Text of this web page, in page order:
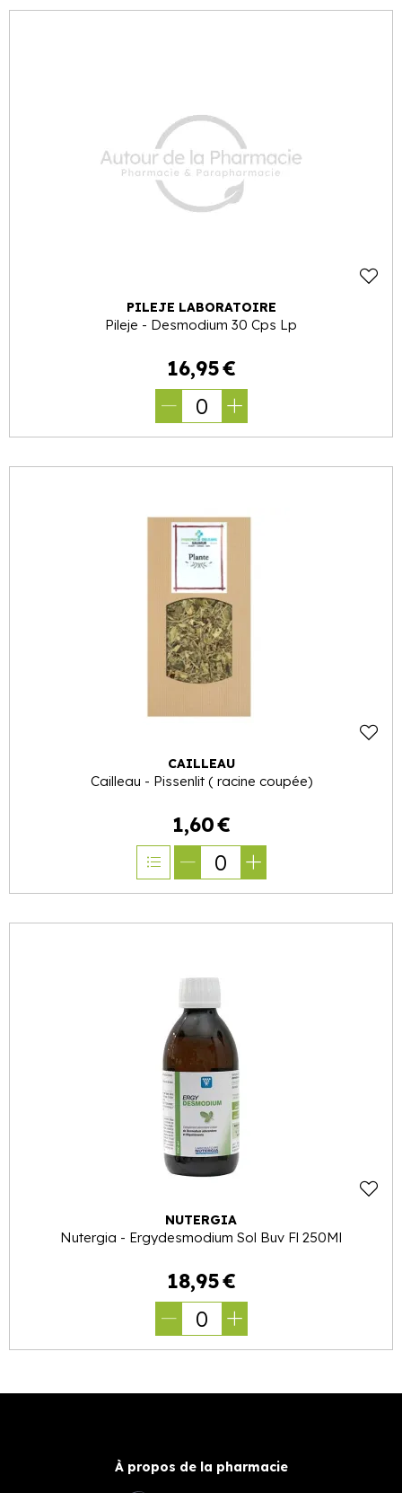
PILEJE LABORATOIRE
Pileje - Desmodium 30 Cps Lp
16,95€
0
CAILLEAU
Cailleau - Pissenlit ( racine coupée)
1,60€
0
NUTERGIA
Nutergia - Ergydesmodium Sol Buv Fl 250Ml
18,95€
0
À propos de la pharmacie